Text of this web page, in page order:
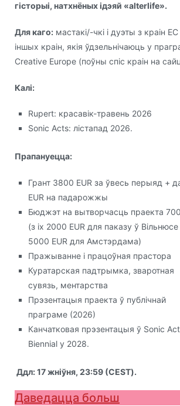
гісторыі, натхнёных ідэяй «alterlife».
Для каго: мастакі/-чкі і дуэты з краін ЕС
іншых краін, якія ўдзельнічаюць у
Creative Europe (поўны спіс краін на
Калі:
Rupert: красавік-травень 2026
Sonic Acts: лістапад 2026.
Прапануецца:
Грант 3800 EUR за ўвесь перыяд +
EUR на падарожжы
Бюджэт на вытворчасць праекта
(з іх 2000 EUR для паказу ў Вільнюсе
5000 EUR для Амстэрдама)
Пражыванне і працоўная прастора
Куратарская падтрымка, зваротная
сувязь, ментарства
Прэзентацыя праекта ў публічнай
праграме (2026)
Канчатковая прэзентацыя ў Sonic
Biennial у 2028.
Ддл: 17 жніўня, 23:59 (CEST).
Даведацца больш